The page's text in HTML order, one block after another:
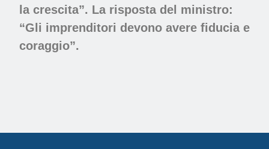
la crescita”. La risposta del ministro:
“Gli imprenditori devono avere fiducia e
coraggio”.